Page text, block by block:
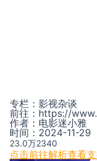
专栏： 影视杂谈
前往： https://
作者： 电影迷小雅
时间： 2024-11-29
23.0万2340
点击前往解析查看